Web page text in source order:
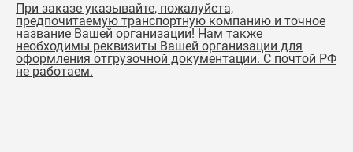
При заказе указывайте, пожалуйста,
предпочитаемую транспортную компанию и точное
название Вашей организации! Нам также
необходимы реквизиты Вашей организации для
оформления отгрузочной документации. С почтой РФ
не работаем.